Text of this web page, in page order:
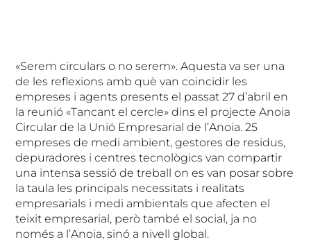
«Serem circulars o no serem». Aquesta va ser una
de les reflexions amb què van coincidir les
empreses i agents presents el passat 27 d’abril en
la reunió «Tancant el cercle» dins el projecte Anoia
Circular de la Unió Empresarial de l’Anoia. 25
empreses de medi ambient, gestores de residus,
depuradores i centres tecnològics van compartir
una intensa sessió de treball on es van posar sobre
la taula les principals necessitats i realitats
empresarials i medi ambientals que afecten el
teixit empresarial, però també el social, ja no
només a l’Anoia, sinó a nivell global.